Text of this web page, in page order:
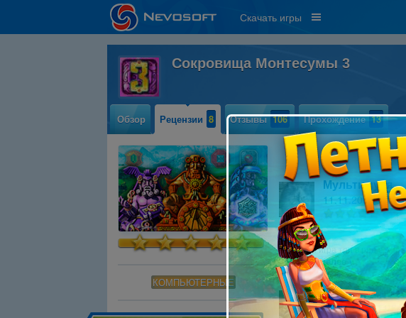
Скачать игры
Сокровища Монтесумы 3
Обзор Рецензии 8 Отзывы 106 Прохождение 13
КОМПЬЮТЕРНЫЕ
Мультимуся
11.11.2016 14:57
1
лучшая игра три в ряд в мире
Читать далее »
Fili3
16.11.2012 11:54